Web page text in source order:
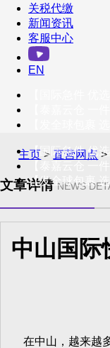
订阅号
客户服务热线
400-098-5699
联系我们
关税代缴
新闻资讯
客服中心
EN
【国际急件 优
【发全球包裹
主页 > 直营网点 >
文章详情 NEWS
中山国际
在中山，越来越多